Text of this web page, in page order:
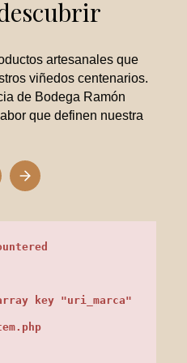
artesanales que
viñedos centenarios.
de Bodega Ramón
que definen nuestra
key "uri_marca"